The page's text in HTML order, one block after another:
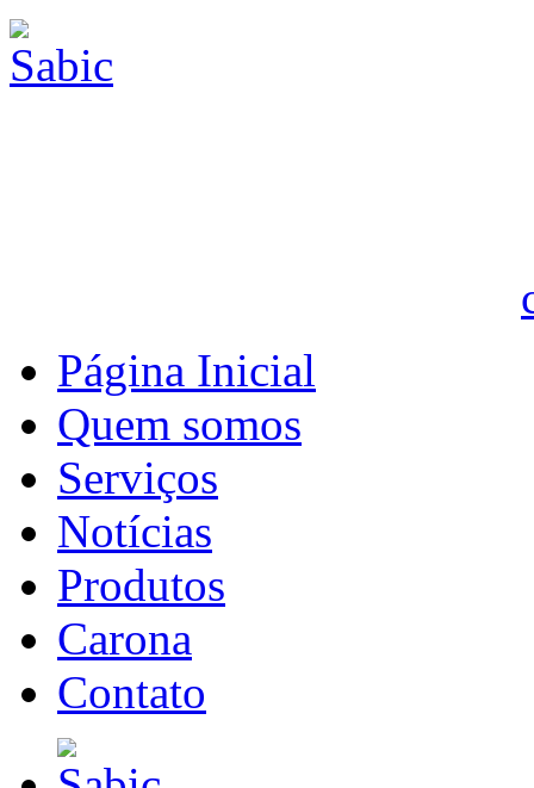
Página Inicial
Quem somos
Serviços
Notícias
Produtos
Carona
Contato